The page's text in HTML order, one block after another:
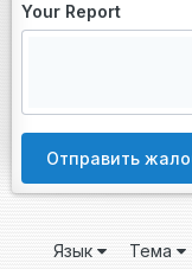
Your Report
Отправить
Язык Тема